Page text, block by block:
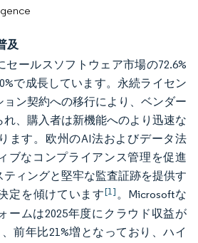
及
セールスソフトウェア市場の72.6%
で成長しています。永続ライセン
ン契約への移行により、ベンダー
、購入者は新機能へのより迅速な
ます。欧州のAI法およびデータ法
ブなコンプライアンス管理を促進
ティングと堅牢な監査証跡を提供す
定を傾けています[1]。Microsoftな
ームは2025年度にクラウド収益が
前年比21%増となっており、ハイ